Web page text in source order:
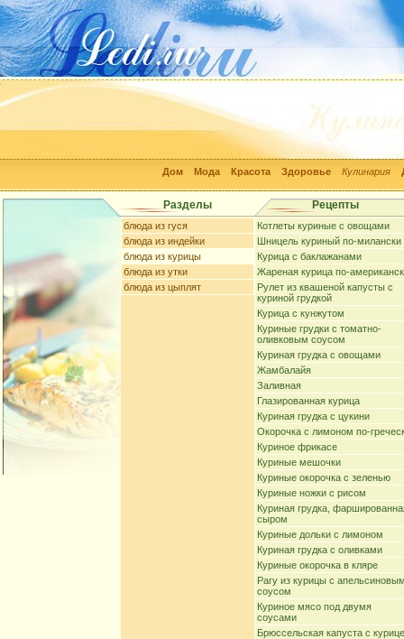
Дом Мода Красота Здоровье Кулинария
Разделы Рецепты
блюда из гуся
блюда из индейки
блюда из курицы
блюда из утки
блюда из цыплят
Котлеты куриные с овощами
Шницель куриный по-милански
Курица с баклажанами
Жареная курица по-
Рулет из квашеной капусты с
куриной грудкой
Курица с кунжутом
Куриные грудки с томатно-
оливковым соусом
Куриная грудка с овощами
Жамбалайя
Заливная
Глазированная курица
Куриная грудка с цукини
Окорочка с лимоном по-
Куриное фрикасе
Куриные мешочки
Куриные окорочка с зеленью
Куриные ножки с рисом
Куриная грудка,
сыром
Куриные дольки с лимоном
Куриная грудка с оливками
Куриные окорочка в кляре
Рагу из курицы с
соусом
Куриное мясо под двумя
соусами
Брюссельская капуста с